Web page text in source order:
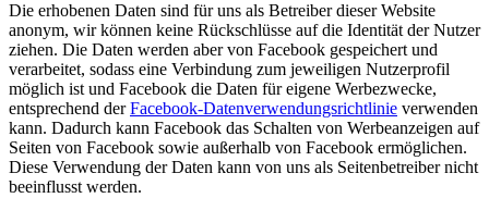
Die erhobenen Daten sind für uns als Betreiber dieser Website
anonym, wir können keine Rückschlüsse auf die Identität der Nutzer
ziehen. Die Daten werden aber von Facebook gespeichert und
verarbeitet, sodass eine Verbindung zum jeweiligen Nutzerprofil
möglich ist und Facebook die Daten für eigene Werbezwecke,
entsprechend derFacebook-Datenverwendungsrichtlinie verwenden
kann. Dadurch kann Facebook das Schalten von Werbeanzeigen auf
Seiten von Facebook sowie außerhalb von Facebook ermöglichen.
Diese Verwendung der Daten kann von uns als Seitenbetreiber nicht
beeinflusst werden.